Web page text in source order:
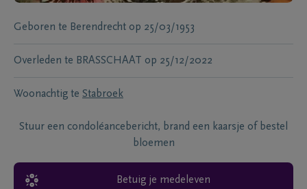
Geboren te Berendrecht op 25/03/1953
Overleden te BRASSCHAAT op 25/12/2022
Woonachtig te Stabroek
Stuur een condoléancebericht, brand een kaarsje of bestel
bloemen
Betuig je medeleven